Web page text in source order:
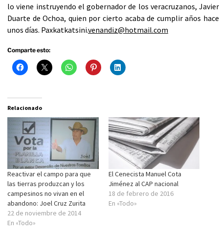
lo viene instruyendo el gobernador de los veracruzanos, Javier
Duarte de Ochoa, quien por cierto acaba de cumplir años hace
unos días. Paxkatkatsini.venandiz@hotmail.com
Comparte esto:
Relacionado
Reactivar el campo para que
las tierras produzcan y los
campesinos no vivan en el
abandono: Joel Cruz Zurita
22 de noviembre de 2014
En «Todo»
El Cenecista Manuel Cota
Jiménez al CAP nacional
18 de febrero de 2016
En «Todo»